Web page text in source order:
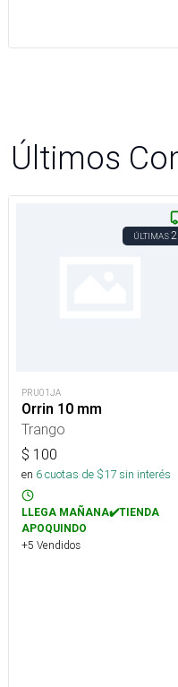
Últimos
ÚLTIMAS2
PRU01JA
Orrin 10 mm
Trango
$ 100
en 6cuotas de $17sin interés
LLEGA MAÑANA✔️TIENDA
APOQUINDO
+5 Vendidos